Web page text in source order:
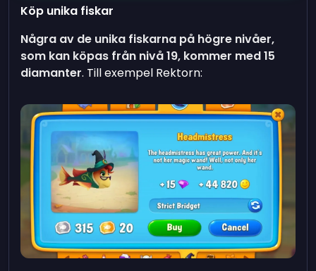
Köp unika fiskar
Några av de unika fiskarna på högre nivåer,
som kan köpas från nivå 19, kommer med 15
diamanter. Till exempel Rektorn: